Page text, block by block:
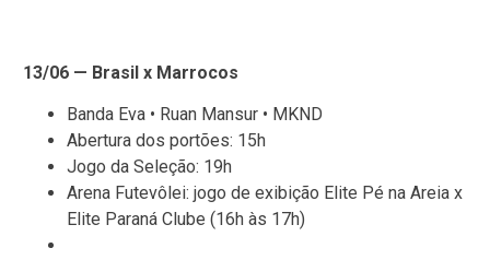
13/06 — Brasil x Marrocos
Banda Eva • Ruan Mansur • MKND
Abertura dos portões: 15h
Jogo da Seleção: 19h
Arena Futevôlei: jogo de exibição Elite Pé na Areia x
Elite Paraná Clube (16h às 17h)